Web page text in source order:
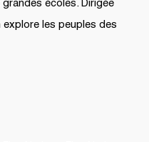
écoles. Dirigée
les peuples des